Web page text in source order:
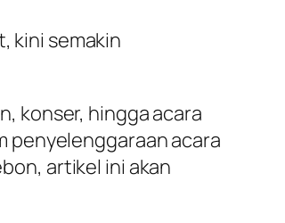
kini semakin
konser, hingga acara
penyelenggaraan acara
artikel ini akan